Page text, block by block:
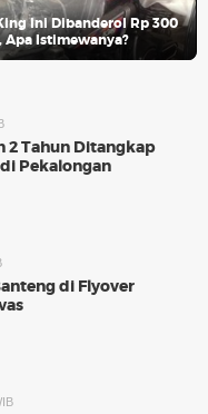
Ini Dibanderol Rp 300
Apa Istimewanya?
2 Tahun Ditangkap
Pekalongan
di Flyover